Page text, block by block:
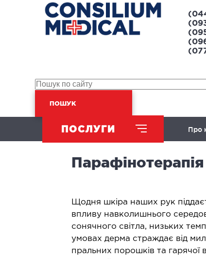
ПОШУК
ПОСЛУГИ Про
ХІРУРГІЧНИЙ НАПРЯМ
Баріатрична хірургія
Щодня шкіра наших рук
впливу навколишнього
сонячного світла, низьких
умовах дерма страждає від
пральних порошків та гарячої